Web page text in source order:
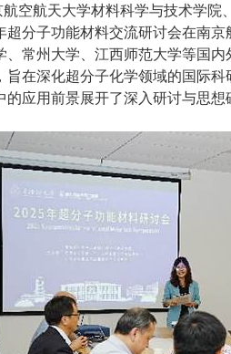
航空航天大学材料科学与技术学
超分子功能材料交流研讨会在南
常州大学、江西师范大学等国
在深化超分子化学领域的国际
应用前景展开了深入研讨与思